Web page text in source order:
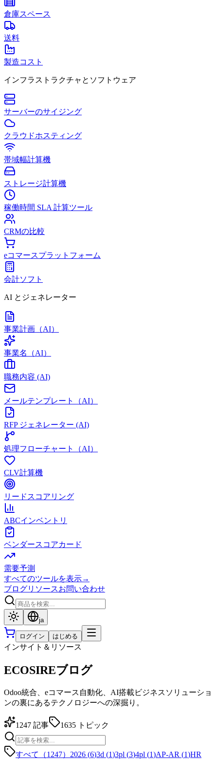
倉庫スペース
送料
製造コスト
インフラストラクチャとソフトウェア
サーバーのサイジング
クラウドホスティング
帯域幅計算機
ストレージ計算機
稼働時間 SLA 計算ツール
CRMの比較
eコマースプラットフォーム
会計ソフト
AI とジェネレーター
事業計画（AI）
事業名（AI）
職務内容 (AI)
メールテンプレート（AI）
RFP ジェネレーター (AI)
処理フローチャート（AI）
CLV計算機
リードスコアリング
ABCインベントリ
ベンダースコアカード
需要予測
すべてのツールを表示→
ブログリソースお問い合わせ
ja
ログイン はじめる
インサイト＆リソース
ECOSIREブログ
Odoo統合、eコマース自動化、AI搭載ビジネスソリューショ
ンの裏にあるテクノロジーへの深掘り。
1247 記事 1635 トピック
すべて（1247） 2026 (6)3d (1)3pl (3)4pl (1)AP-AR (1)HR